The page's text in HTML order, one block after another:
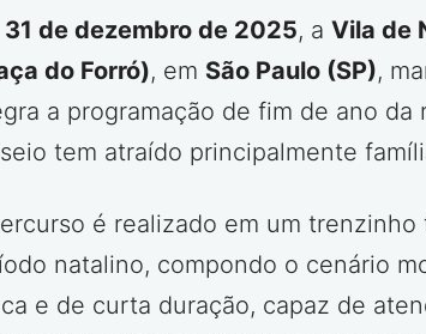
31 de dezembro de 2025, a Vila de
do Forró), em São Paulo (SP),
a programação de fim de ano da
tem atraído principalmente
é realizado em um
natalino, compondo o cenário
e de curta duração, capaz de